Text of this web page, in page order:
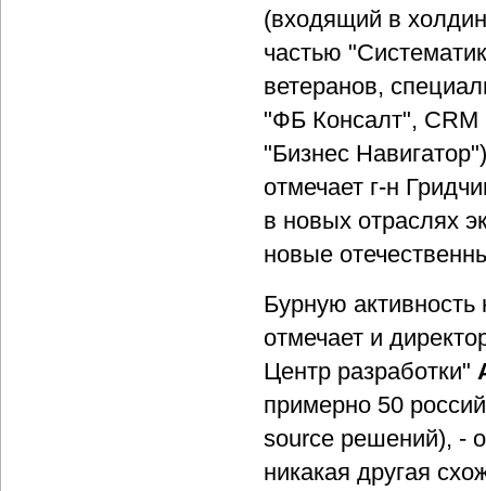
(входящий в
частью
ветеранов,
"ФБ Консалт", CRM
"Бизнес
отмечает г-н
в новых отраслях
новые
Бурную
отмечает и
Центр разработки"
примерно 50
source решений), -
никакая другая